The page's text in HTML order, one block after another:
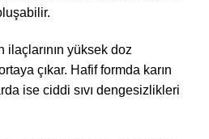
yüksek doz
çıkar. Hafif formda karın
ise ciddi sıvı dengesizlikleri